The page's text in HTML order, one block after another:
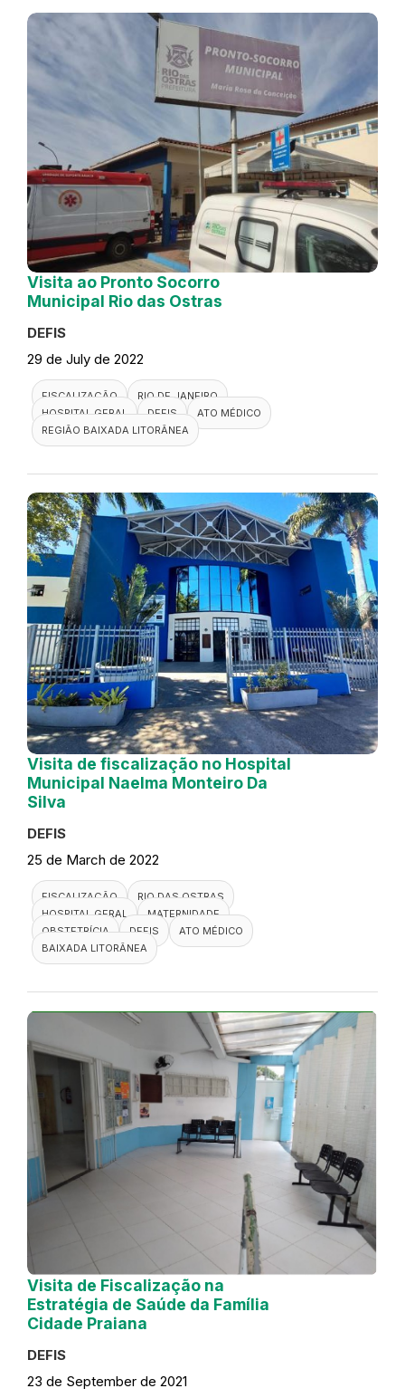
Visita ao Pronto Socorro
Municipal Rio das Ostras
DEFIS
29 de July de 2022
FISCALIZAÇÃO
RIO DE JANEIRO
HOSPITAL GERAL
DEFIS
ATO MÉDICO
REGIÃO BAIXADA LITORÂNEA
Visita de fiscalização no Hospital
Municipal Naelma Monteiro Da
Silva
DEFIS
25 de March de 2022
FISCALIZAÇÃO
RIO DAS OSTRAS
HOSPITAL GERAL
MATERNIDADE
OBSTETRÍCIA
DEFIS
ATO MÉDICO
BAIXADA LITORÂNEA
Visita de Fiscalização na
Estratégia de Saúde da Família
Cidade Praiana
DEFIS
23 de September de 2021